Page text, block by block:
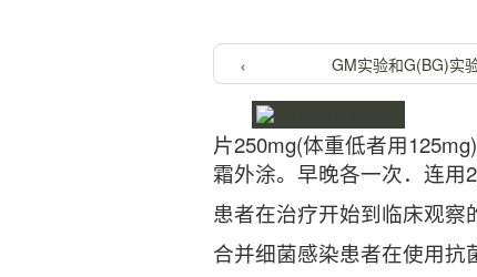
GM实验和G(BG)实
片250mg(体重低者用
霜外涂。早晚各一次．连用2
患者在治疗开始到临床观察
合并细菌感染患者在使用抗